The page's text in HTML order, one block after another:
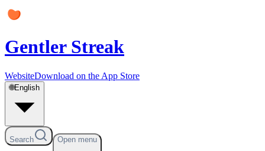
Gentler Streak
WebsiteDownload on the App Store
🌐English
Search Open menu